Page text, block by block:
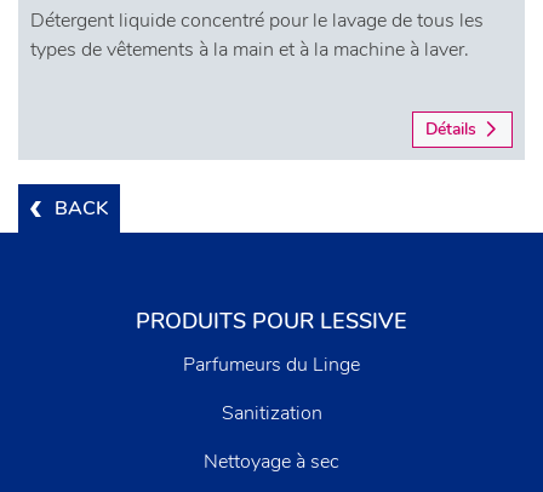
Détergent liquide concentré pour le lavage de tous les
types de vêtements à la main et à la machine à laver.
Détails
BACK
PRODUITS POUR LESSIVE
Parfumeurs du Linge
Sanitization
Nettoyage à sec